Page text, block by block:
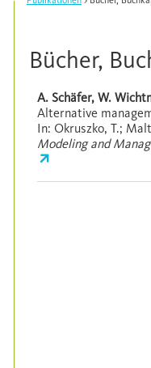
Bücher,
A. Schäfer, W.
Alternative
In: Okruszko, T.;
Modeling and